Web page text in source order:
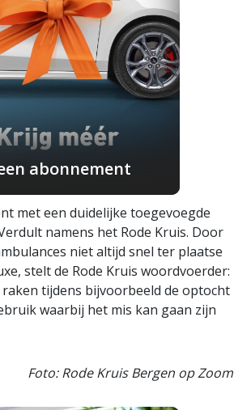
abonnement
met een duidelijke toegevoegde
namens het Rode Kruis. Door
niet altijd snel ter plaatse
stelt de Rode Kruis woordvoerder:
tijdens bijvoorbeeld de optocht
waarbij het mis kan gaan zijn
Foto: Rode Kruis Bergen op Zoom